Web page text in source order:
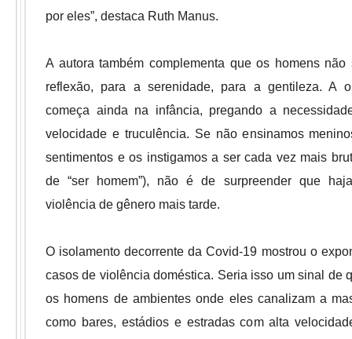
por eles”, destaca Ruth Manus.
A autora também complementa que os homens
reflexão, para a serenidade, para a gentileza. A
começa ainda na infância, pregando a
velocidade e truculência. Se não ensinamos
sentimentos e os instigamos a ser cada vez mais
de “ser homem”), não é de surpreender que
violência de gênero mais tarde.
O isolamento decorrente da Covid-19 mostrou o
casos de violência doméstica. Seria isso um sinal de
os homens de ambientes onde eles canalizam a
como bares, estádios e estradas com alta